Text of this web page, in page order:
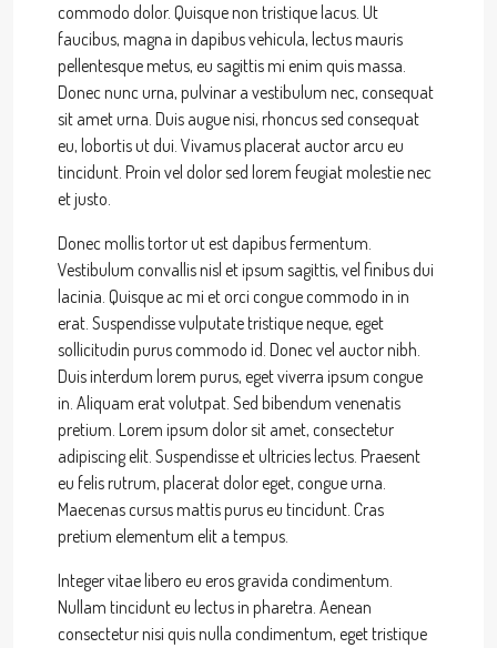
commodo dolor. Quisque non tristique lacus. Ut
faucibus, magna in dapibus vehicula, lectus mauris
pellentesque metus, eu sagittis mi enim quis massa.
Donec nunc urna, pulvinar a vestibulum nec, consequat
sit amet urna. Duis augue nisi, rhoncus sed consequat
eu, lobortis ut dui. Vivamus placerat auctor arcu eu
tincidunt. Proin vel dolor sed lorem feugiat molestie nec
et justo.
Donec mollis tortor ut est dapibus fermentum.
Vestibulum convallis nisl et ipsum sagittis, vel finibus dui
lacinia. Quisque ac mi et orci congue commodo in in
erat. Suspendisse vulputate tristique neque, eget
sollicitudin purus commodo id. Donec vel auctor nibh.
Duis interdum lorem purus, eget viverra ipsum congue
in. Aliquam erat volutpat. Sed bibendum venenatis
pretium. Lorem ipsum dolor sit amet, consectetur
adipiscing elit. Suspendisse et ultricies lectus. Praesent
eu felis rutrum, placerat dolor eget, congue urna.
Maecenas cursus mattis purus eu tincidunt. Cras
pretium elementum elit a tempus.
Integer vitae libero eu eros gravida condimentum.
Nullam tincidunt eu lectus in pharetra. Aenean
consectetur nisi quis nulla condimentum, eget tristique